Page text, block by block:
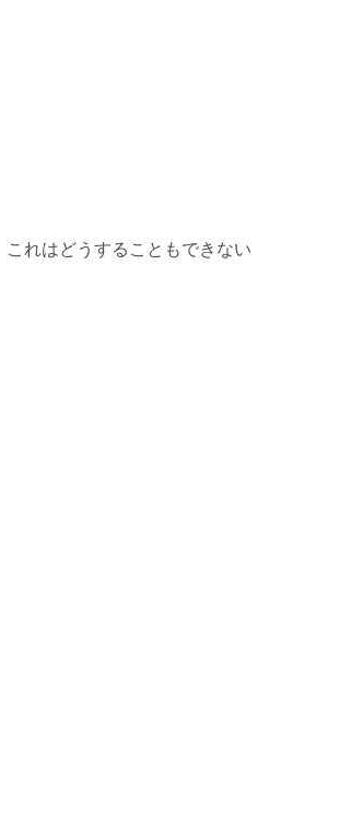
れはどうすることもできない